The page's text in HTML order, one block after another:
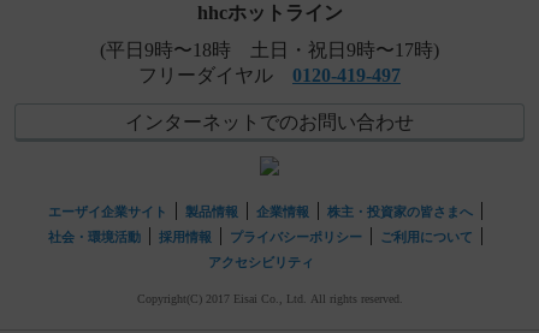
hhcホットライン
(平日9時〜18時 土日・祝日9時〜17時)
フリーダイヤル 0120-419-497
インターネットでのお問い合わせ
エーザイ企業サイト 製品情報 企業情報
株主・投資家の皆さまへ
社会・環境活動
採用情報 プライバシーポリシー
ご利用について
アクセシビリティ
Copyright(C) 2017 Eisai Co., Ltd. All rights reserved.